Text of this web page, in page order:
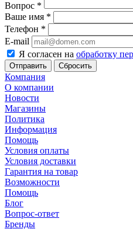
Вопрос *
Ваше имя *
Телефон *
E-mail
Я согласен на обработку
Сбросить
Компания
О компании
Новости
Магазины
Политика
Информация
Помощь
Условия оплаты
Условия доставки
Гарантия на товар
Возможности
Помощь
Блог
Вопрос-ответ
Бренды